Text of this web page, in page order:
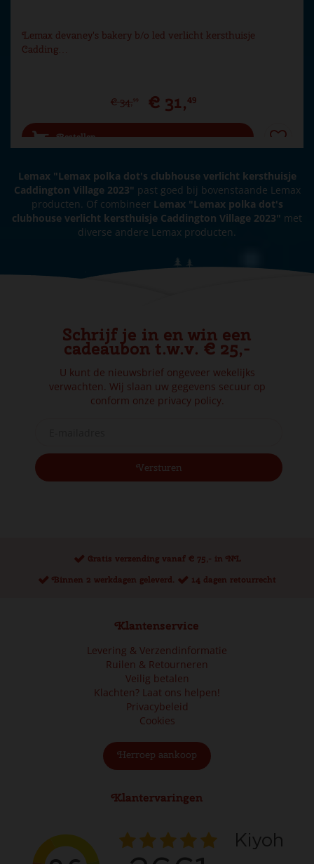
Lemax devaney's bakery b/o led verlicht kersthuisje
Cadding…
€ 34,99 € 31,49
Bestellen
Lemax "Lemax polka dot's clubhouse verlicht kersthuisje
Caddington Village 2023" past goed bij bovenstaande Lemax
producten. Of combineer Lemax "Lemax polka dot's
clubhouse verlicht kersthuisje Caddington Village 2023" met
diverse andere Lemax producten.
Schrijf je in en win een
cadeaubon t.w.v. € 25,-
U kunt de nieuwsbrief ongeveer wekelijks
verwachten. Wij slaan uw gegevens secuur op
conform onze privacy policy.
Gratis verzending vanaf € 75,- in NL
Binnen 2 werkdagen geleverd.
14 dagen retourrecht
Klantenservice
Levering & Verzendinformatie
Ruilen & Retourneren
Veilig betalen
Klachten? Laat ons helpen!
Privacybeleid
Cookies
Herroep aankoop
Klantervaringen